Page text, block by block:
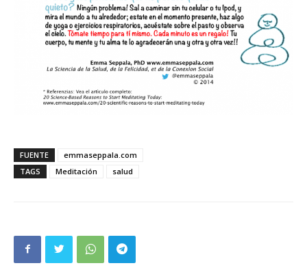
FUENTE
emmaseppala.com
TAGS
Meditación salud